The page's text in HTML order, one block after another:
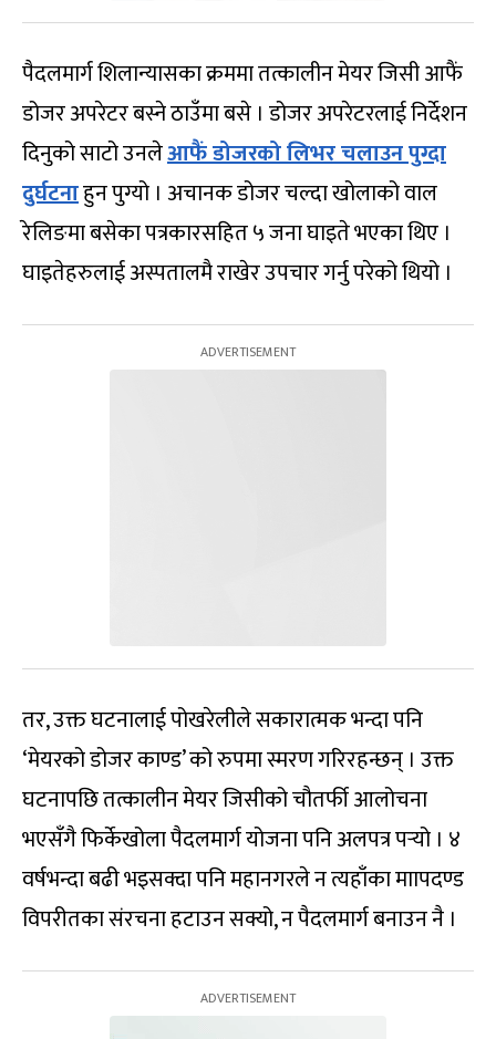
पैदलमार्ग शिलान्यासका क्रममा तत्कालीन मेयर जिसी आफैं
डोजर अपरेटर बस्ने ठाउँमा बसे । डोजर अपरेटरलाई निर्देशन
दिनुको साटो उनलेआफैं डोजरको लिभर चलाउन पुग्दा
दुर्घटनाहुन पुग्यो । अचानक डोजर चल्दा खोलाको वाल
रेलिङमा बसेका पत्रकारसहित ५ जना घाइते भएका थिए ।
घाइतेहरुलाई अस्पतालमै राखेर उपचार गर्नु परेको थियो ।
तर, उक्त घटनालाई पोखरेलीले सकारात्मक भन्दा पनि
‘मेयरको डोजर काण्ड’ को रुपमा स्मरण गरिरहन्छन् । उक्त
घटनापछि तत्कालीन मेयर जिसीको चौतर्फी आलोचना
भएसँगै फिर्केखोला पैदलमार्ग योजना पनि अलपत्र पर्‍यो । ४
वर्षभन्दा बढी भइसक्दा पनि महानगरले न त्यहाँका माापदण्ड
विपरीतका संरचना हटाउन सक्यो, न पैदलमार्ग बनाउन नै ।